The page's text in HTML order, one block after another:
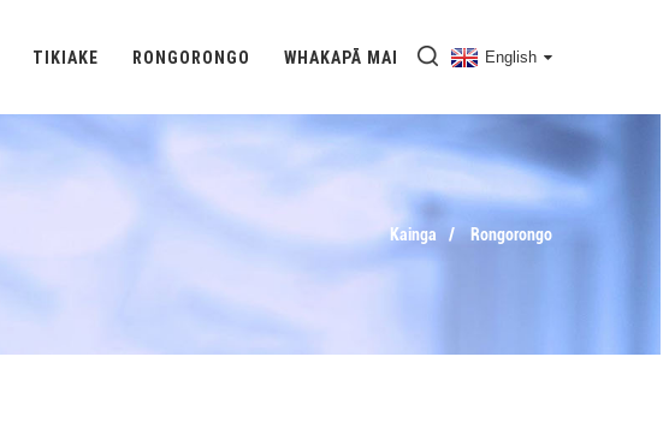
TIKIAKE RONGORONGO WHAKAPĀ MAI English
Kainga Rongorongo